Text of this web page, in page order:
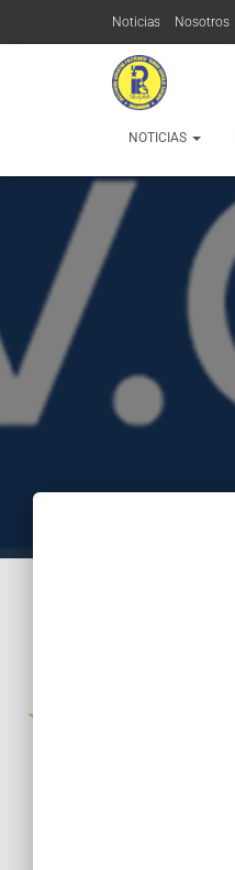
Noticias Nosotros
Contratación:
NOTICIAS